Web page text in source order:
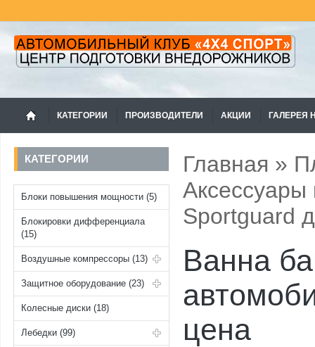
КАТЕГОРИИ ПРОИЗВОДИТЕЛИ АКЦИИ ГАЛЕРЕЯ
КАТЕГОРИИ
Блоки повышения мощности (5)
Блокировки дифференциала
(15)
Воздушные компрессоры (13)
Защитное оборудование (23)
Колесные диски (18)
Лебедки (99)
Главная »
Sportguard
Ванна
цена